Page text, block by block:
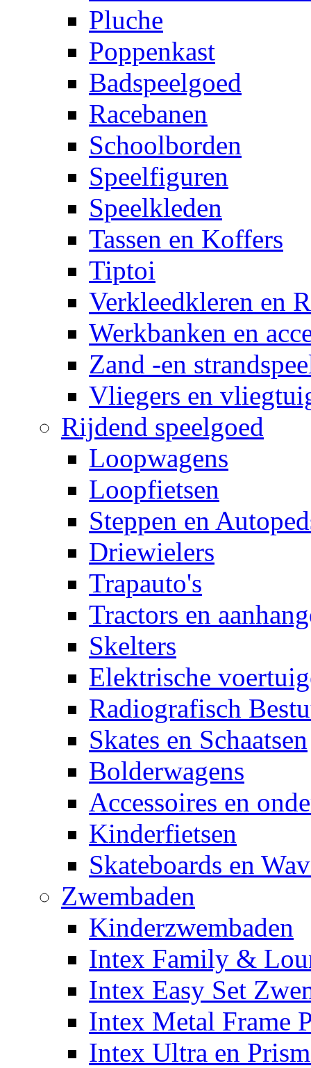
Pluche
Poppenkast
Badspeelgoed
Racebanen
Schoolborden
Speelfiguren
Speelkleden
Tassen en Koffers
Tiptoi
Verkleedkleren en
Werkbanken en
Zand -en
Vliegers en
Rijdend speelgoed
Loopwagens
Loopfietsen
Steppen en
Driewielers
Trapauto's
Tractors en
Skelters
Elektrische
Radiografisch
Skates en Schaatsen
Bolderwagens
Accessoires en
Kinderfietsen
Skateboards en
Zwembaden
Kinderzwembaden
Intex Family &
Intex Easy Set
Intex Metal Frame
Intex Ultra en